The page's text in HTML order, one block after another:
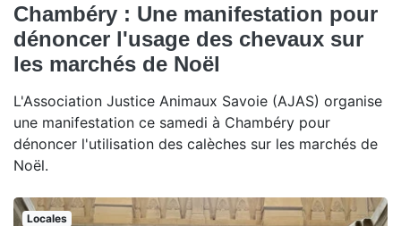
Chambéry : Une manifestation pour
dénoncer l'usage des chevaux sur
les marchés de Noël
L'Association Justice Animaux Savoie (AJAS) organise
une manifestation ce samedi à Chambéry pour
dénoncer l'utilisation des calèches sur les marchés de
Noël.
Locales